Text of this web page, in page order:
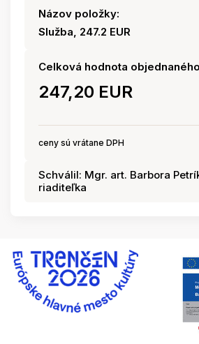
Názov položky:
Služba, 247.2 EUR
Celková hodnota
247,20 EUR
ceny sú vrátane DPH
Schválil: Mgr. art. Barbora
riaditeľka